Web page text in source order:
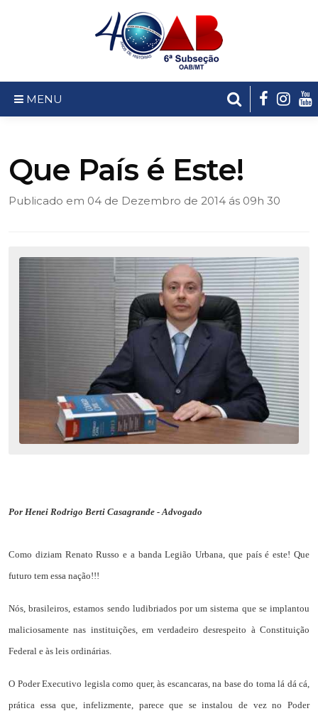
MENU
Que País é Este!
Publicado em 04 de Dezembro de 2014 ás 09h 30
Por Henei Rodrigo Berti Casagrande - Advogado
Como diziam Renato Russo e a banda Legião Urbana, que país é este! Que
futuro tem essa nação!!!
Nós, brasileiros, estamos sendo ludibriados por um sistema que se implantou
maliciosamente nas instituições, em verdadeiro desrespeito à Constituição
Federal e às leis ordinárias.
O Poder Executivo legisla como quer, às escancaras, na base do toma lá dá cá,
prática essa que, infelizmente, parece que se instalou de vez no Poder